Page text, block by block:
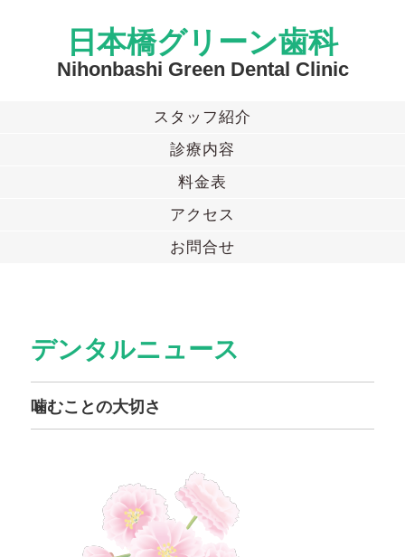
日本橋グリーン歯科
Nihonbashi Green Dental Clinic
スタッフ紹介
診療内容
料金表
アクセス
お問合せ
デンタルニュース
噛むことの大切さ